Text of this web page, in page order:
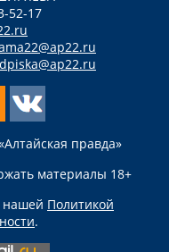
52-17
правда»
материалы 18+
нашей Политикой
.